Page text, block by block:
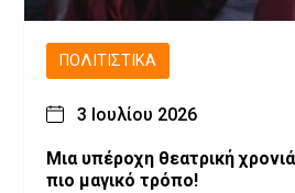
ΠΟΛΙΤΙΣΤΙΚΆ
3 Ιουλίου 2026
Μια υπέροχη θεατρική
πιο μαγικό τρόπο!